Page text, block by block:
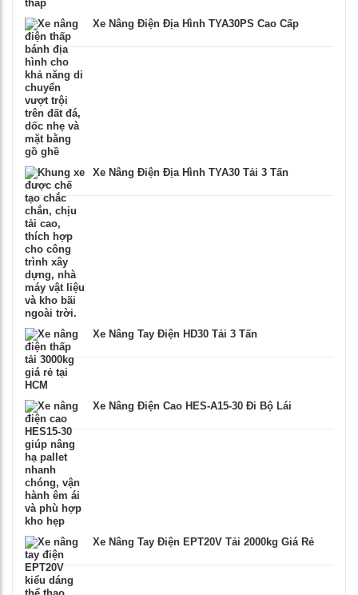
Xe Nâng Điện Địa Hình TYA30PS Cao Cấp
Xe Nâng Điện Địa Hình TYA30 Tải 3 Tấn
Xe Nâng Tay Điện HD30 Tải 3 Tấn
Xe Nâng Điện Cao HES-A15-30 Đi Bộ Lái
Xe Nâng Tay Điện EPT20V Tải 2000kg Giá Rẻ